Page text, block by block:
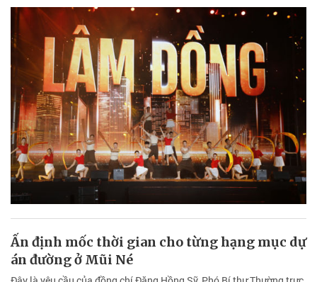
Ấn định mốc thời gian cho từng hạng mục dự
án đường ở Mũi Né